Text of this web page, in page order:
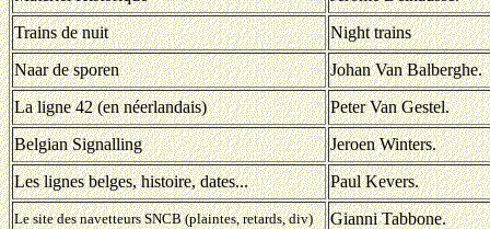
Trains de nuit
Night trains
Naar de sporen
Johan Van Balberghe.
La ligne 42 (en néerlandais)
Peter Van Gestel.
Belgian Signalling
Jeroen Winters.
Les lignes belges, histoire, dates...
Paul Kevers.
Le site des navetteurs SNCB (plaintes, retards, div)
Gianni Tabbone.